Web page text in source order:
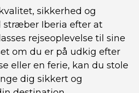
sikkerhed og
stræber Iberia efter at
rejseoplevelse til sine
om du er på udkig efter
eller en ferie, kan du stole
dig sikkert og